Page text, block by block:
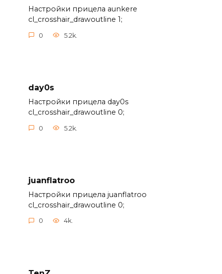
Настройки прицела aunkere
cl_crosshair_drawoutline 1;
0 5.2k.
day0s
Настройки прицела day0s
cl_crosshair_drawoutline 0;
0 5.2k.
juanflatroo
Настройки прицела juanflatroo
cl_crosshair_drawoutline 0;
0 4k.